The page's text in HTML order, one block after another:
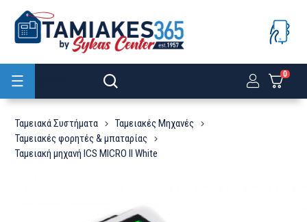
0
Ταμειακά Συστήματα
Ταμειακές Μηχανές
Ταμειακές φορητές & μπαταρίας
Ταμειακή μηχανή ICS MICRO II White